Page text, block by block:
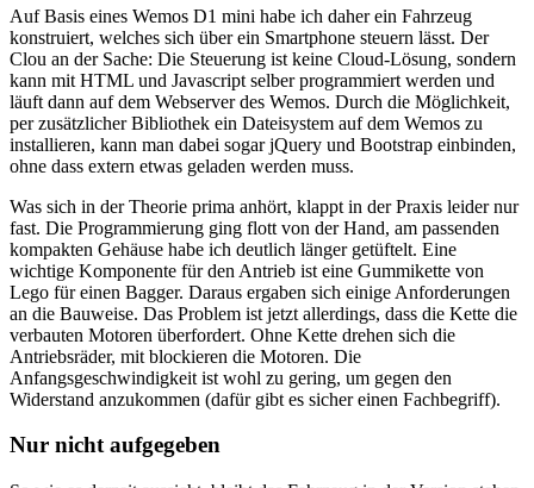
Auf Basis eines Wemos D1 mini habe ich daher ein Fahrzeug
konstruiert, welches sich über ein Smartphone steuern lässt. Der
Clou an der Sache: Die Steuerung ist keine Cloud-Lösung, sondern
kann mit HTML und Javascript selber programmiert werden und
läuft dann auf dem Webserver des Wemos. Durch die Möglichkeit,
per zusätzlicher Bibliothek ein Dateisystem auf dem Wemos zu
installieren, kann man dabei sogar jQuery und Bootstrap einbinden,
ohne dass extern etwas geladen werden muss.
Was sich in der Theorie prima anhört, klappt in der Praxis leider nur
fast. Die Programmierung ging flott von der Hand, am passenden
kompakten Gehäuse habe ich deutlich länger getüftelt. Eine
wichtige Komponente für den Antrieb ist eine Gummikette von
Lego für einen Bagger. Daraus ergaben sich einige Anforderungen
an die Bauweise. Das Problem ist jetzt allerdings, dass die Kette die
verbauten Motoren überfordert. Ohne Kette drehen sich die
Antriebsräder, mit blockieren die Motoren. Die
Anfangsgeschwindigkeit ist wohl zu gering, um gegen den
Widerstand anzukommen (dafür gibt es sicher einen Fachbegriff).
Nur nicht aufgegeben